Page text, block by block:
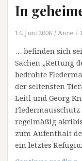
In
14. Juni 2008 Anne
… befinden sich
Sachen „Rettung
bedrohte
der seltensten
Leitl und Georg
regelmäßig
zum Aufenthalt
ein letztes